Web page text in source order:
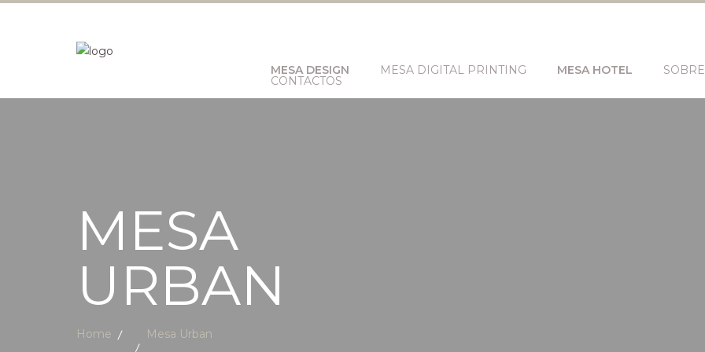
MESA DESIGN MESA DIGITAL PRINTING MESA HOTEL
CONTACTOS
MESA
URBAN
Home Mesa Urban